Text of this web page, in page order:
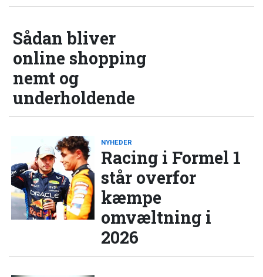
Sådan bliver
online shopping
nemt og
underholdende
NYHEDER
Racing i Formel 1
står overfor
kæmpe
omvæltning i
2026